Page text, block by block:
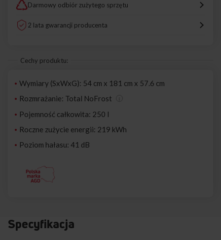
Darmowy odbiór zużytego sprzętu
2 lata gwarancji producenta
Cechy produktu:
Wymiary (SxWxG): 54 cm x 181 cm x 57.6 cm
Rozmrażanie: Total NoFrost
Pojemność całkowita: 250 l
Roczne zużycie energii: 219 kWh
Poziom hałasu: 41 dB
Specyfikacja